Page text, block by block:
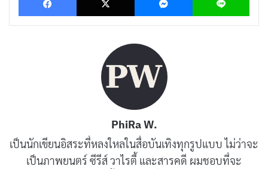
เรื่องที่เรียบง่ายแต่สวยงาม และเหตุผลที่ทำให้หนังเรื่องนี้
กลายเป็นหนึ่งในผลงานภัยพิบัติที่ควรค่าแก่การรับชมในปี
พร้อมแล้ว มาดำดิ่งสู่โลกของหนังเรื่องนี้กันเลย!
PhiRa W.
เป็นนักเขียนอิสระที่หลงใหลในสื่อบันเทิงทุกรูปแบบ ไม่ว่าจะ
เป็นภาพยนตร์ ซีรีส์ วาไรตี้ และสารคดี ผมชอบที่จะ